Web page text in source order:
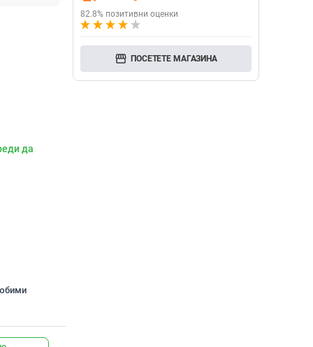
да
82.8% позитивни оценки
storefront ПОСЕТЕТЕ МАГАЗИНА